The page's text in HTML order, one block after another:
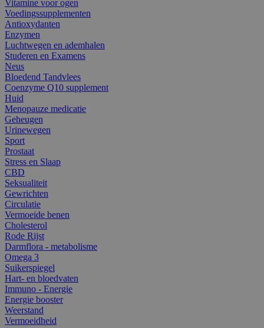
Vitamine voor ogen
Voedingssupplementen
Antioxydanten
Enzymen
Luchtwegen en ademhalen
Studeren en Examens
Neus
Bloedend Tandvlees
Coenzyme Q10 supplement
Huid
Menopauze medicatie
Geheugen
Urinewegen
Sport
Prostaat
Stress en Slaap
CBD
Seksualiteit
Gewrichten
Circulatie
Vermoeide benen
Cholesterol
Rode Rijst
Darmflora - metabolisme
Omega 3
Suikerspiegel
Hart- en bloedvaten
Immuno - Energie
Energie booster
Weerstand
Vermoeidheid